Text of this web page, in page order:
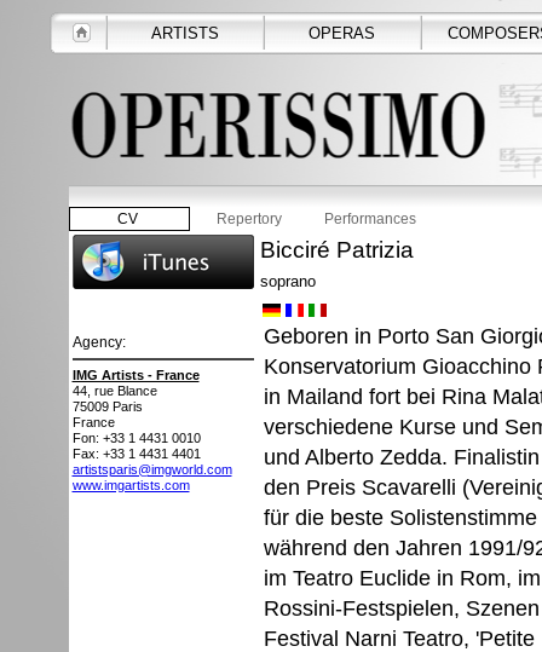
ARTISTS OPERAS
CV Repertory Performances
Agency:
IMG Artists - France
44, rue Blance
75009 Paris
France
Fon: +33 1 4431 0010
Fax: +33 1 4431 4401
artistsparis@imgworld.com
www.imgartists.com
Bicciré Patrizia
soprano
Geboren in Porto San
Konservatorium
in Mailand fort bei Rina
verschiedene Kurse und
und Alberto Zedda.
den Preis Scavarelli
für die beste
während den Jahren 1991/
im Teatro Euclide in Rom,
Rossini-Festspielen,
Festival Narni Teatro,